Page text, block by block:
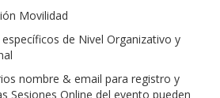
Movilidad
de Nivel Organizativo y
nombre & email para registro y
Sesiones Online del evento pueden